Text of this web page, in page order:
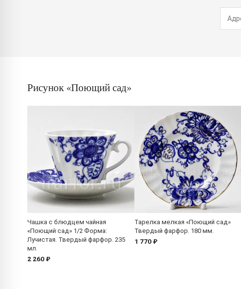
Рисунок «Поющий сад»
Чашка с блюдцем чайная
«Поющий сад» 1/2 Форма:
Лучистая. Твердый фарфор. 235
мл.
2 260 ₽
Тарелка мелкая «Поющий сад»
Твердый фарфор. 180 мм.
1 770 ₽